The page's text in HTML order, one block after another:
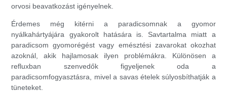
orvosi beavatkozást igényelnek.
Érdemes még kitérni a paradicsomnak a gyomor
nyálkahártyájára gyakorolt hatására is. Savtartalma miatt a
paradicsom gyomorégést vagy emésztési zavarokat okozhat
azoknál, akik hajlamosak ilyen problémákra. Különösen a
refluxban szenvedők figyeljenek oda a
paradicsomfogyasztásra, mivel a savas ételek súlyosbíthatják a
tüneteket.